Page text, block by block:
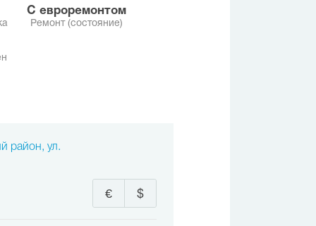
с евроремонтом
Ремонт (состояние)
район, ул.
$
€